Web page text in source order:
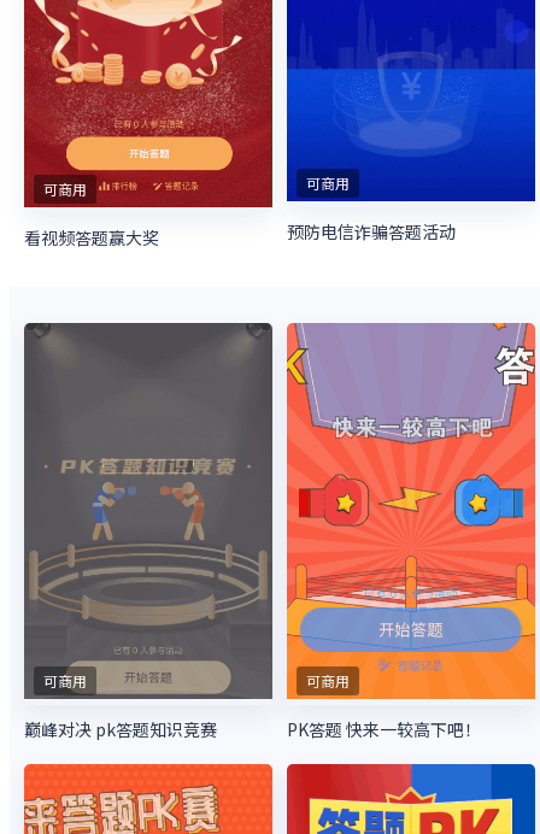
可商用
看视频答题赢大奖
可商用
预防电信诈骗答题活动
可商用
巅峰对决 pk答题知识竞赛
可商用
PK答题 快来一较高下吧！